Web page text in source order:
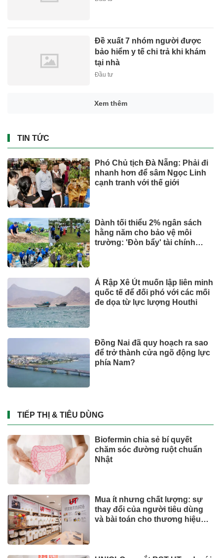
Đề xuất 7 nhóm người được
bảo hiểm y tế chi trả khi khám
tại nhà
Đầu tư
Xem thêm
TIN TỨC
Phó Chủ tịch Đà Nẵng: Phải đi
nhanh hơn để sâm Ngọc Linh
cạnh tranh với thế giới
Dành tối thiểu 2% ngân sách
hằng năm cho bảo vệ môi
trường: 'Đòn bẩy' tài chính
Ả Rập Xê Út muốn lập liên minh
quốc tế để đối phó với các mối
đe dọa từ lực lượng Houthi
Đồng Nai đã quy hoạch ra sao
để trở thành cửa ngõ động lực
phía Nam?
TIẾP THỊ & TIÊU DÙNG
Biofermin chia sẻ bí quyết
chăm sóc đường ruột chuẩn
Nhật
Mua ít nhưng chất lượng: sự
thay đổi của người tiêu dùng
và bài toán cho thương hiệu